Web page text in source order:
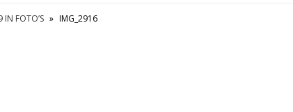
IN FOTO’S » IMG_2916